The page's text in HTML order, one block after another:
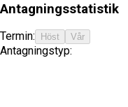
Antagningsstatistik
Termin: Höst Vår
Antagningstyp: